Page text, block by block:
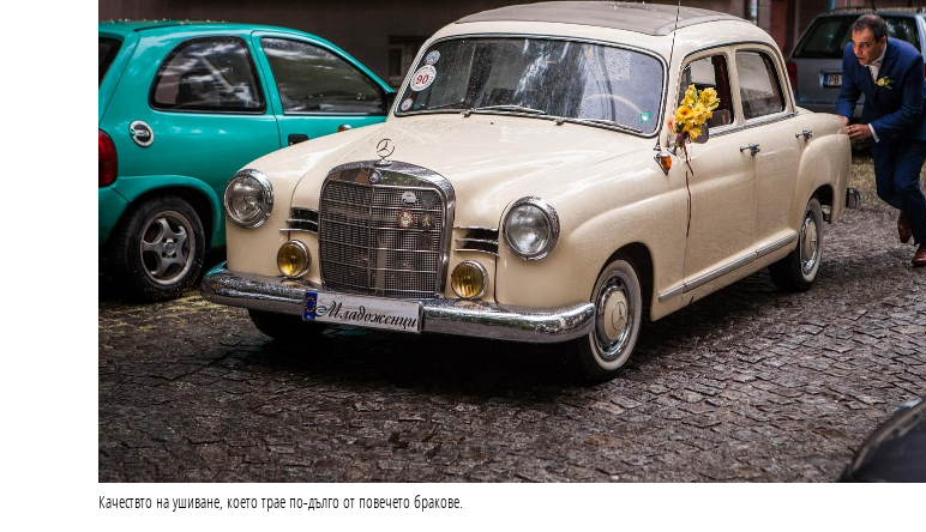
Качествто на ушиване, което трае по-дълго от повечето бракове.